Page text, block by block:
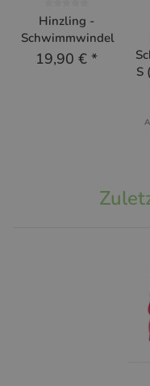
Hinzling -
Schwimmwindel
19,90 € *
S